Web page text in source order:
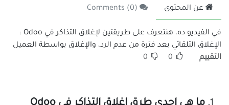
عن المحتوى 0)
في الفيديو ده، هنتعرف على طريقتين لإغلاق التذاكر في Odoo :
الإغلاق التلقائي بعد فترة من عدم الرد، والإغلاق بواسطة العميل
التقييم
0
0